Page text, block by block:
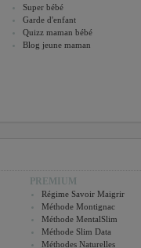
Super bébé
Garde d'enfant
Quizz maman bébé
Blog jeune maman
PREMIUM
Régime Savoir Maigrir
Méthode Montignac
Méthode MentalSlim
Méthode Slim Data
Méthodes Naturelles